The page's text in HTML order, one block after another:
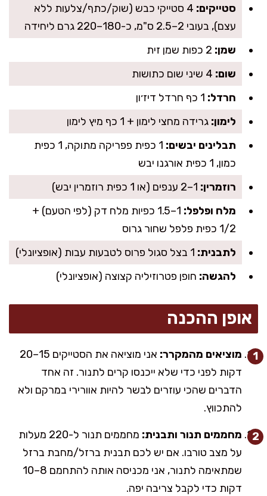
סטייקים:
4 סטייקי כבש (שוק/כתף/צלעות ללא
עצם), בעובי 2–2.5 ס"מ, כ-180–220 גרם ליחידה
שמן:
שום:
חרדל:
לימון: גרידה מחצי לימון + 1 כף מיץ לימון
תבלינים יבשים:
1 כפית פפריקה מתוקה, 1 כפית
כמון, 1 כפית אורגנו יבש
רוזמרין:
מלח ופלפל:
1–1.5 כפיות מלח דק (לפי הטעם) +
1/2 כפית פלפל שחור גרוס
לתבנית:
להגשה: חופן פטרוזיליה קצוצה (אופציונלי)
אופן ההכנה
מוציאים מהמקרר:
אני מוציאה את הסטייקים 15–20
דקות לפני כדי שלא ייכנסו קרים לתנור. זה אחד
הדברים שהכי עוזרים לבשר להיות אוורירי במרקם ולא
להתכווץ.
מחממים תנור ותבנית:
מחממים תנור ל-220 מעלות
על מצב טורבו. אם יש לכם תבנית ברזל/מחבת ברזל
שמתאימה לתנור, אני מכניסה אותה להתחמם 8–10
דקות כדי לקבל צריבה יפה.